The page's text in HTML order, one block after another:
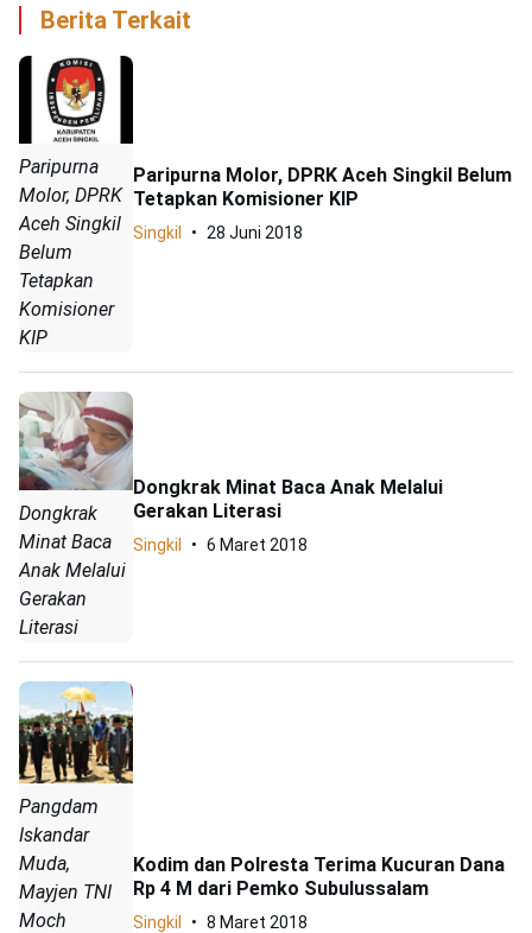
Berita Terkait
Paripurna
Molor, DPRK
Aceh Singkil
Belum
Tetapkan
Komisioner
KIP
Paripurna Molor, DPRK Aceh Singkil Belum
Tetapkan Komisioner KIP
Singkil 28 Juni 2018
Dongkrak
Minat Baca
Anak Melalui
Gerakan
Literasi
Dongkrak Minat Baca Anak Melalui
Gerakan Literasi
Singkil 6 Maret 2018
Pangdam
Iskandar
Muda,
Mayjen TNI
Moch
Kodim dan Polresta Terima Kucuran Dana
Rp 4 M dari Pemko Subulussalam
Singkil 8 Maret 2018